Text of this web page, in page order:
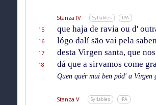
Stanza IV Syllables IPA
15 que haja de ravia ou d'
16
lógo dalí são vai pela
17
desta Virgen santa, que
18
dá que a sirvamos come
Quen quér mui ben pód' a Virgen
Stanza V Syllables IPA